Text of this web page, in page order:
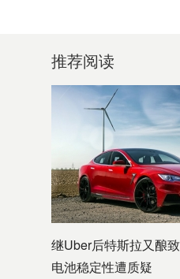
推荐阅读
继Uber后特斯拉又酿
电池稳定性遭质疑